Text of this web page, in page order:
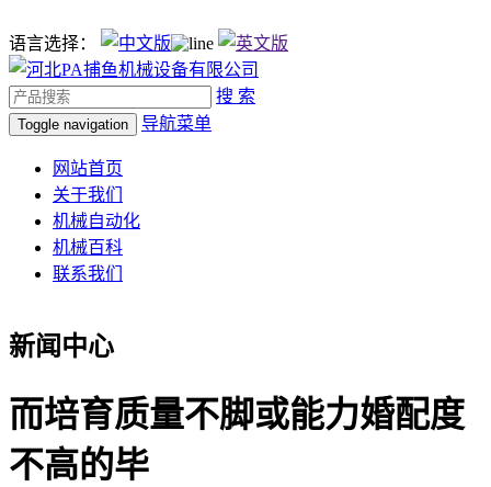
语言选择：
搜 索
Toggle navigation 导航菜单
网站首页
关于我们
机械自动化
机械百科
联系我们
新闻中心
而培育质量不脚或能力婚配度
不高的毕